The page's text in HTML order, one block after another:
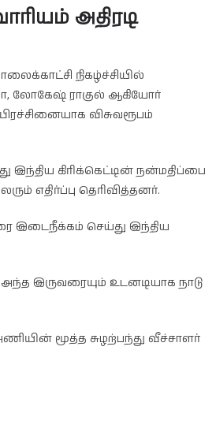
அதிரடி
நிகழ்ச்சியில்
லோகேஷ் ராகுல் ஆகியோர்
விசுவரூபம்
இந்திய கிரிக்கெட்டின் நன்மதிப்பை
எதிர்ப்பு தெரிவித்தனர்.
இடைநீக்கம் செய்து இந்திய
இருவரையும் உடனடியாக நாடு
மூத்த சுழற்பந்து வீச்சாளர்